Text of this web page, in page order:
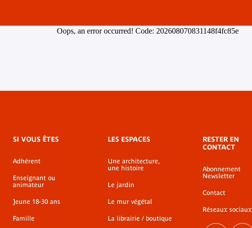
Oops, an error occurred! Code: 202608070831148f4fc85e
SI VOUS ÊTES
Adhérent
Enseignant ou
animateur
Jeune 18-30 ans
Famille
LES ESPACES
Une architecture,
une histoire
Le jardin
Le mur végétal
La librairie / boutique
RESTER EN
CONTACT
Abonnement
Newsletter
Contact
Réseaux sociaux